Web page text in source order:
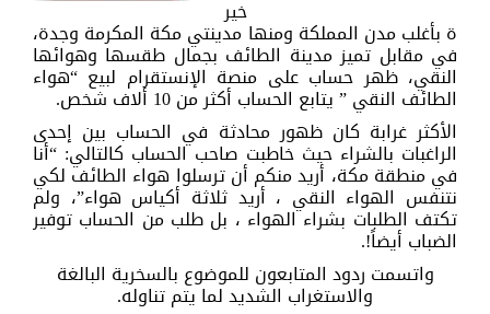
خير
ة بأغلب مدن المملكة ومنها مدينتي مكة المكرمة وجدة،
في مقابل تميز مدينة الطائف بجمال طقسها وهوائها
النقي، ظهر حساب على منصة الإنستقرام لبيع “هواء
الطائف النقي ” يتابع الحساب أكثر من 10 ألاف شخص.
الأكثر غرابة كان ظهور محادثة في الحساب بين إحدى
الراغبات بالشراء حيث خاطبت صاحب الحساب كالتالي: “أنا
في منطقة مكة، أريد منكم أن ترسلوا هواء الطائف لكي
نتنفس الهواء النقي ، أريد ثلاثة أكياس هواء”، ولم
تكتف الطلبات بشراء الهواء ، بل طلب من الحساب توفير
الضباب أيضاً!.
واتسمت ردود المتابعون للموضوع بالسخرية البالغة
والاستغراب الشديد لما يتم تناوله.